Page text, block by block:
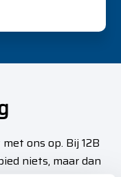
ons op. Bij 12B
niets, maar dan